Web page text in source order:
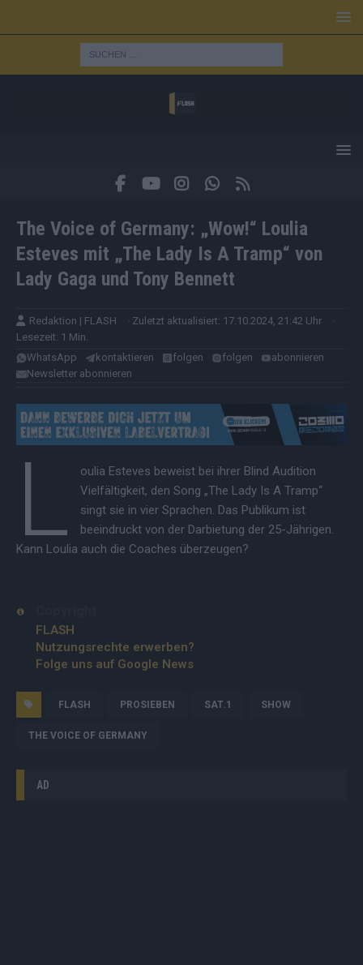
The Voice of Germany: „Wow!“ Loulia
Esteves mit „The Lady Is A Tramp“ von
Lady Gaga und Tony Bennett
Redaktion | FLASH · Zuletzt aktualisiert: 17.10.2024, 21:42 Uhr
·
Lesezeit: 1 Min.
WhatsApp
kontaktieren folgen folgen
abonnieren
Newsletter abonnieren
L
oulia Esteves beweist bei ihrer Blind Audition
Vielfältigkeit, den Song „The Lady Is A Tramp“
singt sie in vier Sprachen. Das Publikum ist
beeindruckt von der Darbietung der 25-Jährigen.
Kann Loulia auch die Coaches überzeugen?
FLASH
Nutzungsrechte erwerben?
Folge uns auf Google News
FLASH PROSIEBEN SAT.1 SHOW
THE VOICE OF GERMANY
AD